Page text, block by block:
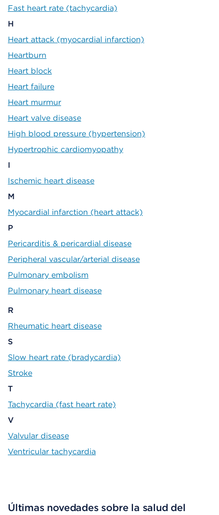
Fast heart rate (tachycardia)
H
Heart attack (myocardial infarction)
Heartburn
Heart block
Heart failure
Heart murmur
Heart valve disease
High blood pressure (hypertension)
Hypertrophic cardiomyopathy
I
Ischemic heart disease
M
Myocardial infarction (heart attack)
P
Pericarditis & pericardial disease
Peripheral vascular/arterial disease
Pulmonary embolism
Pulmonary heart disease
R
Rheumatic heart disease
S
Slow heart rate (bradycardia)
Stroke
T
Tachycardia (fast heart rate)
V
Valvular disease
Ventricular tachycardia
Últimas novedades sobre la salud del